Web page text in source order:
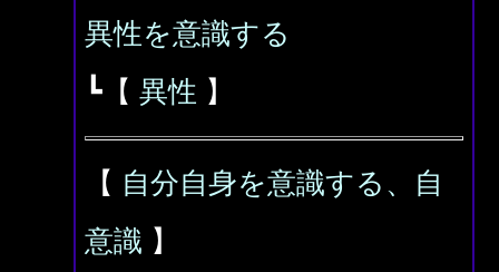
異性を意識する
┗【 異性 】
【 自分自身を意識する、自
意識 】